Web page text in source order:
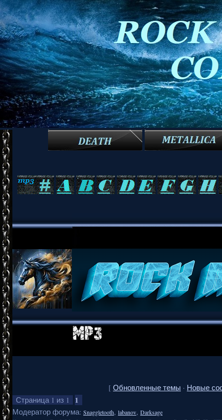
[ Обновленные темы · Новые
Страница 1 из 1 1
Модератор форума: Snaggletooth, labanov, Darksage